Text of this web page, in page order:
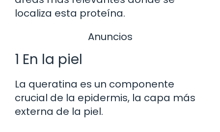
localiza esta proteína.
Anuncios
1 En la piel
La queratina es un componente
crucial de la epidermis, la capa más
externa de la piel.